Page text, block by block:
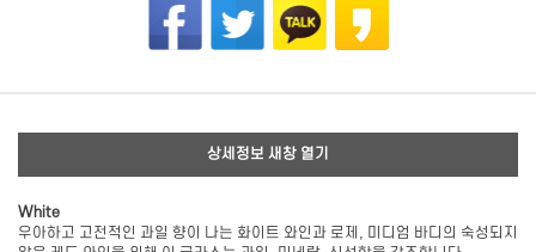
상세정보 새창 열기
White
우아하고 고전적인 과일 향이 나는 화이트 와인과 로제, 미디엄 바디의 숙성되지